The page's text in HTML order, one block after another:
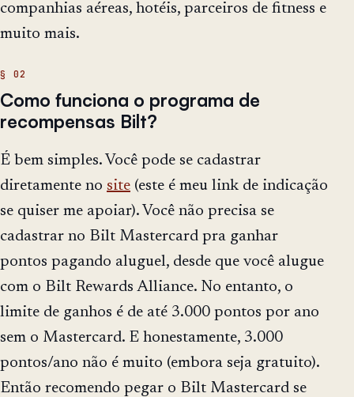
companhias aéreas, hotéis, parceiros de fitness e
muito mais.
Como funciona o programa de
recompensas Bilt?
É bem simples. Você pode se cadastrar
diretamente no site (este é meu link de indicação
se quiser me apoiar). Você não precisa se
cadastrar no Bilt Mastercard pra ganhar
pontos pagando aluguel, desde que você alugue
com o Bilt Rewards Alliance. No entanto, o
limite de ganhos é de até 3.000 pontos por ano
sem o Mastercard. E honestamente, 3.000
pontos/ano não é muito (embora seja gratuito).
Então recomendo pegar o Bilt Mastercard se